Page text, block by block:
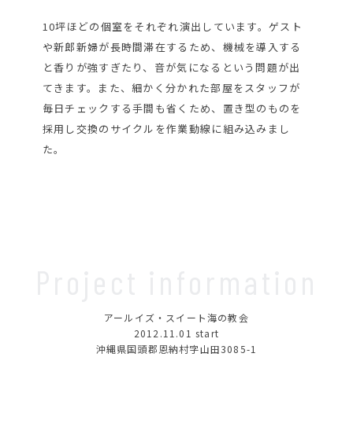
10坪ほどの個室をそれぞれ演出しています。ゲスト
や新郎新婦が長時間滞在するため、機械を導入する
と香りが強すぎたり、音が気になるという問題が出
てきます。また、細かく分かれた部屋をスタッフが
毎日チェックする手間も省くため、置き型のものを
採用し交換のサイクルを作業動線に組み込みまし
た。
アールイズ・スイート海の教会
2012.11.01 start
沖縄県国頭郡恩納村字山田3085-1